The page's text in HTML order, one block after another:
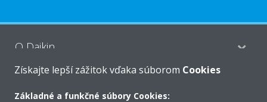
O Daikin
Riešenia
Získajte lepší zážitok vďaka súborom Cookies
Základné a funkčné súbory Cookies: